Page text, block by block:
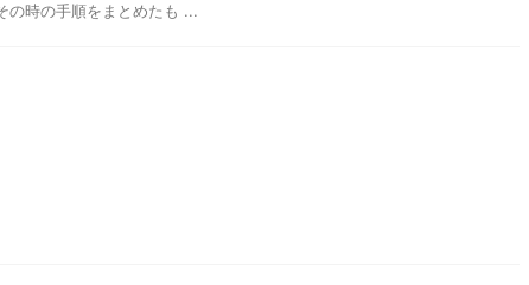
の時の手順をまとめたも ...